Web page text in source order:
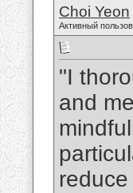
Choi Yeon
Активный
"I
and